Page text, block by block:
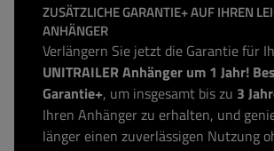
ZUSÄTZLICHE GARANTIE+ AUF IHREN
ANHÄNGER
Verlängern Sie jetzt die Garantie für
UNITRAILER Anhänger um 1 Jahr!
Garantie+, um insgesamt bis zu 3
Ihren Anhänger zu erhalten, und
länger einen zuverlässigen Nutzung